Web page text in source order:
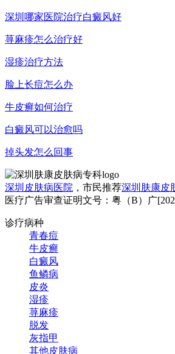
深圳哪家医院治疗白癜风好
荨麻疹怎么治疗好
湿疹治疗方法
脸上长痘怎么办
牛皮癣如何治疗
白癜风可以治愈吗
掉头发怎么回事
深圳皮肤病医院 ，市民推荐深圳肤康皮
医疗广告审查证明文号：粤（B）广
诊疗病种
青春痘
牛皮癣
白癜风
鱼鳞病
皮炎
湿疹
荨麻疹
脱发
灰指甲
其他皮肤病